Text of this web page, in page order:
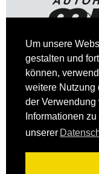
Um unsere
gestalten und
können,
weitere Nutzung
der
Informationen
unserer